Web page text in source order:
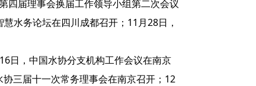
四届理事会换届工作领导小组第二次会议
水务论坛在四川成都召开；11月28日，
日，中国水协分支机构工作会议在南京
三届十一次常务理事会在南京召开；12